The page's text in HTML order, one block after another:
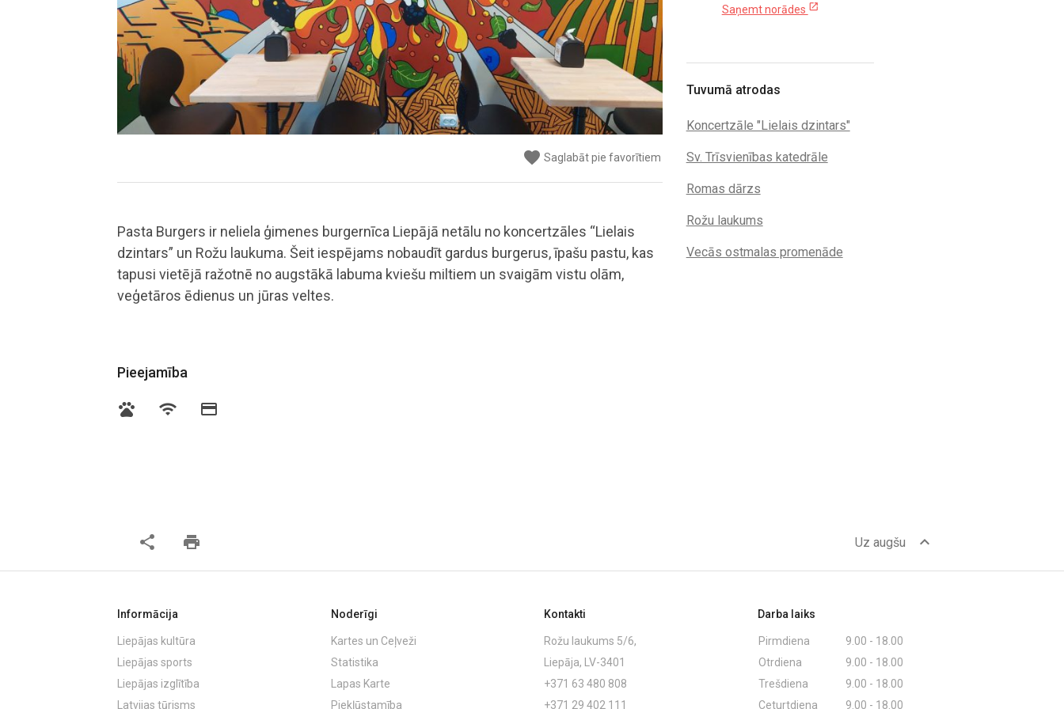
favorite Saglabāt pie favorītiem
Pasta Burgers ir neliela ģimenes burgernīca Liepājā netālu no koncertzāles “Lielais
dzintars” un Rožu laukuma. Šeit iespējams nobaudīt gardus burgerus, īpašu pastu, kas
tapusi vietējā ražotnē no augstākā labuma kviešu miltiem un svaigām vistu olām,
veģetāros ēdienus un jūras veltes.
Pieejamība
pets wifi credit_card
Saņemt norādes open_in_new
Tuvumā atrodas
Koncertzāle "Lielais dzintars"
Sv. Trīsvienības katedrāle
Romas dārzs
Rožu laukums
Vecās ostmalas promenāde
share print Uz augšu expand_less
Informācija
Liepājas kultūra
Liepājas sports
Liepājas izglītība
Latvijas tūrisms
Noderīgi
Kartes un Ceļveži
Statistika
Lapas Karte
Piekļūstamība
Kontakti
Rožu laukums 5/6,
Liepāja, LV-3401
+371 63 480 808
+371 29 402 111
Darba laiks
Pirmdiena
9.00 - 18.00
Otrdiena
9.00 - 18.00
Trešdiena
9.00 - 18.00
Ceturtdiena
9.00 - 18.00